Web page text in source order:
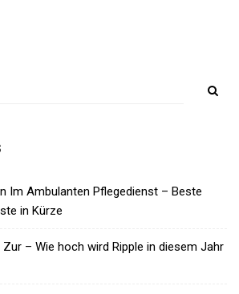
Im Ambulanten Pflegedienst – Beste
in Kürze
– Wie hoch wird Ripple in diesem Jahr